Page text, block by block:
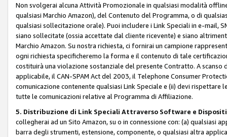
Non svolgerai alcuna Attività Promozionale in qualsiasi modalità
qualsiasi Marchio Amazon), del Contenuto del Programma, o di
qualsiasi sollecitazione orale). Puoi includere i Link Speciali in e-mail,
siano sollecitate (ossia accettate dal cliente ricevente) e siano
Marchio Amazon. Su nostra richiesta, ci fornirai un campione
ogni richiesta specificheremo la forma e il contenuto di tale
costituirà una violazione sostanziale del presente Contratto. A
applicabile, il CAN-SPAM Act del 2003, il Telephone Consumer
comunicazione contenente qualsiasi Link Speciale e (ii) devi
tutte le comunicazioni relative al Programma di Affiliazione.
5. Distribuzione di Link Speciali Attraverso Software e
collegherai ad un Sito Amazon, su o in connessione con: (a)
barra degli strumenti, estensione, componente, o qualsiasi altra